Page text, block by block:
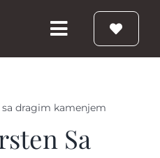
Toggle
Navigation
dragim kamenjem
Sa